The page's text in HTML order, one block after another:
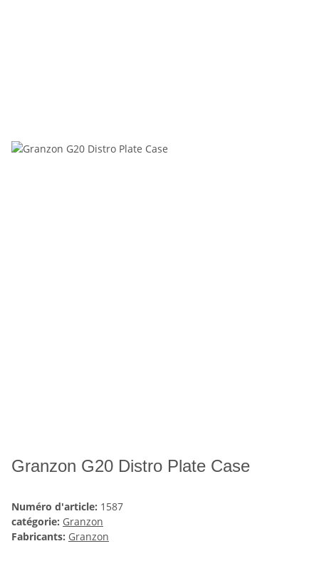
Granzon G20 Distro Plate Case
Numéro d'article: 1587
catégorie: Granzon
Fabricants: Granzon